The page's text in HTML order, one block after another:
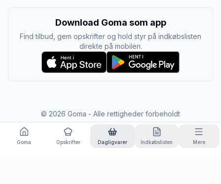
Download Goma som app
Find tilbud, gem opskrifter og hold styr på indkøbslisten
direkte på mobilen.
© 2026 Goma - Alle rettigheder forbeholdt
Goma Opskrifter Dagligvarer Indkøbslisten Mere